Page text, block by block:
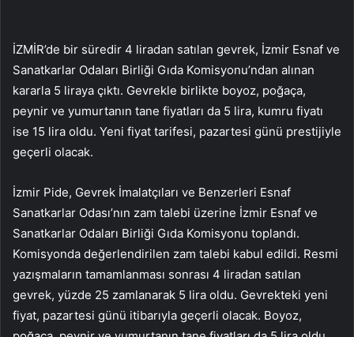
İZMİR’de bir süredir 4 liradan satılan gevrek, İzmir Esnaf ve
Sanatkarlar Odaları Birliği Gıda Komisyonu’ndan alınan
kararla 5 liraya çıktı. Gevrekle birlikte boyoz, poğaça,
peynir ve yumurtanın tane fiyatları da 5 lira, kumru fiyatı
ise 15 lira oldu. Yeni fiyat tarifesi, pazartesi günü prestijiyle
geçerli olacak.
İzmir Pide, Gevrek İmalatçıları ve Benzerleri Esnaf
Sanatkarlar Odası’nın zam talebi üzerine İzmir Esnaf ve
Sanatkarlar Odaları Birliği Gıda Komisyonu toplandı.
Komisyonda değerlendirilen zam talebi kabul edildi. Resmi
yazışmaların tamamlanması sonrası 4 liradan satılan
gevrek, yüzde 25 zamlanarak 5 lira oldu. Gevrekteki yeni
fiyat, pazartesi günü itibarıyla geçerli olacak. Boyoz,